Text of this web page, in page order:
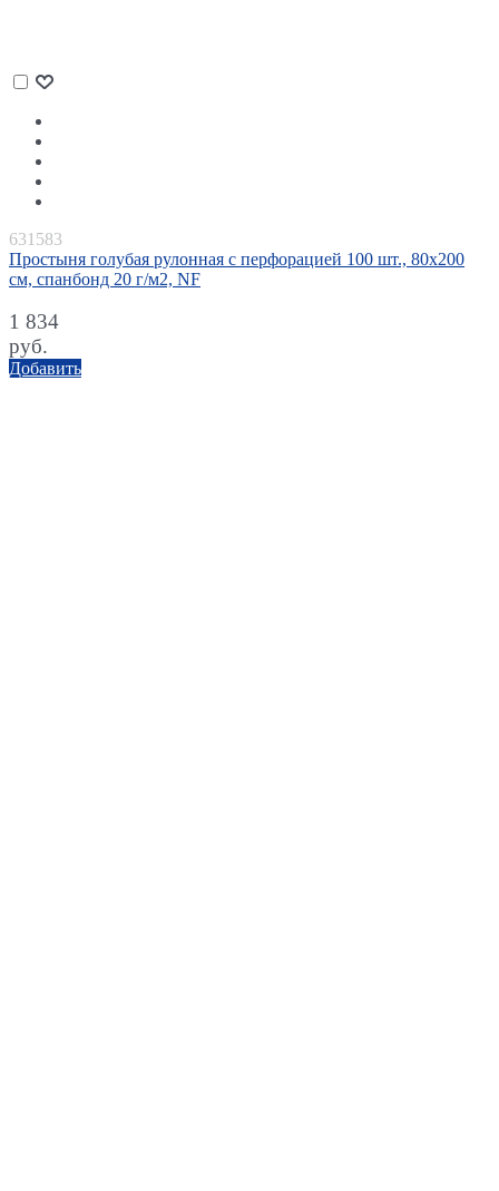
631583
Простыня голубая рулонная с перфорацией 100 шт., 80х200
см, спанбонд 20 г/м2, NF
1 834
руб.
Добавить